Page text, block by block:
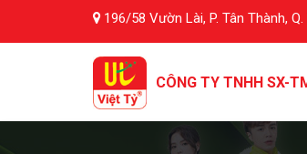
196/58 Vườn Lài, P. Tân Thành,
CÔNG TY TNHH SX-